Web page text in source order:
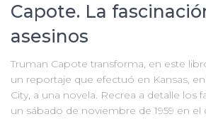
Capote. La
asesinos
Truman Capote transforma, en este
un reportaje que efectuó en Kansas,
City, a una novela. Recrea a detalle los
un sábado de noviembre de 1959 en el